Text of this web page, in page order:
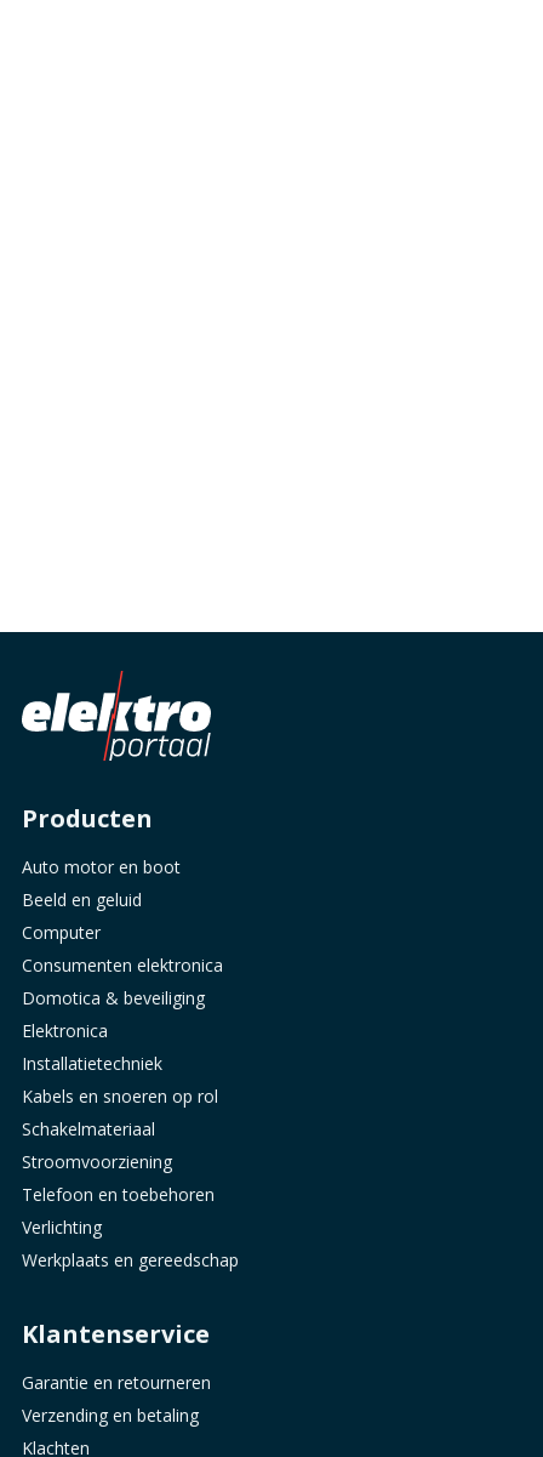
Producten
Auto motor en boot
Beeld en geluid
Computer
Consumenten elektronica
Domotica & beveiliging
Elektronica
Installatietechniek
Kabels en snoeren op rol
Schakelmateriaal
Stroomvoorziening
Telefoon en toebehoren
Verlichting
Werkplaats en gereedschap
Klantenservice
Garantie en retourneren
Verzending en betaling
Klachten